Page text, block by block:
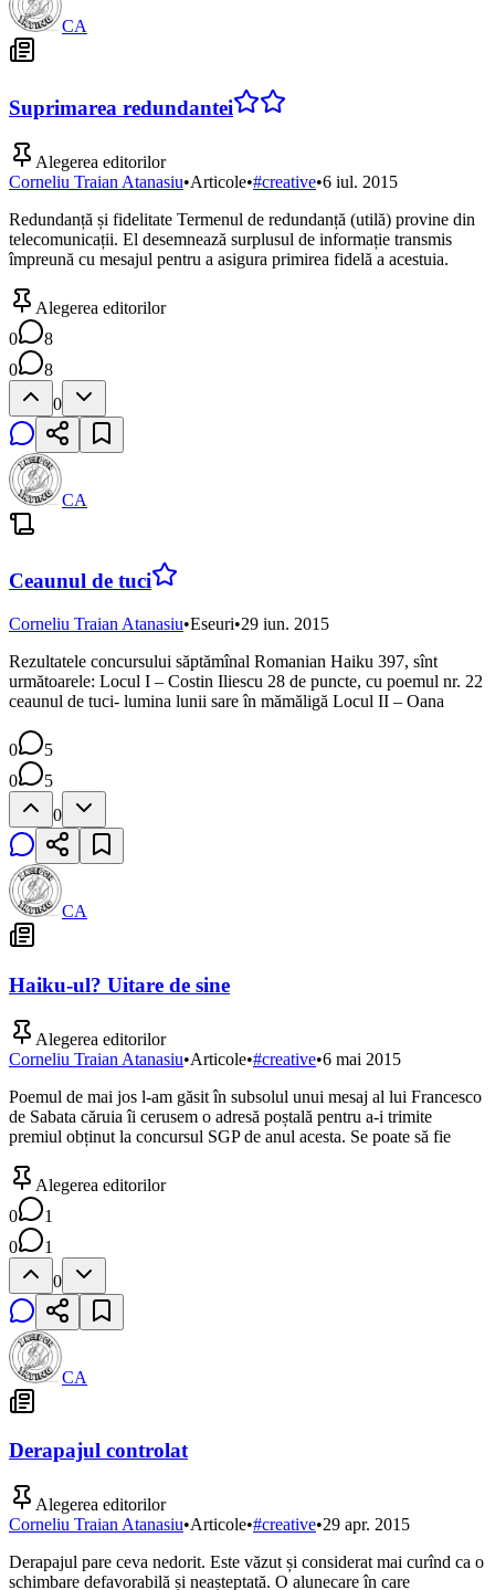
CA
Suprimarea redundantei
Alegerea editorilor
Corneliu Traian Atanasiu•Articole•#creative•6 iul. 2015
Redundanță și fidelitate Termenul de redundanță (utilă) provine din
telecomunicații. El desemnează surplusul de informație transmis
împreună cu mesajul pentru a asigura primirea fidelă a acestuia.
Alegerea editorilor
0
8
0
8
0
CA
Ceaunul de tuci
Corneliu Traian Atanasiu•Eseuri•29 iun. 2015
Rezultatele concursului săptămînal Romanian Haiku 397, sînt
următoarele: Locul I – Costin Iliescu 28 de puncte, cu poemul nr. 22
ceaunul de tuci- lumina lunii sare în mămăligă Locul II – Oana
0
5
0
5
0
CA
Haiku-ul? Uitare de sine
Alegerea editorilor
Corneliu Traian Atanasiu•Articole•#creative•6 mai 2015
Poemul de mai jos l-am găsit în subsolul unui mesaj al lui Francesco
de Sabata căruia îi cerusem o adresă poștală pentru a-i trimite
premiul obținut la concursul SGP de anul acesta. Se poate să fie
Alegerea editorilor
0
1
0
1
0
CA
Derapajul controlat
Alegerea editorilor
Corneliu Traian Atanasiu•Articole•#creative•29 apr. 2015
Derapajul pare ceva nedorit. Este văzut și considerat mai curînd ca o
schimbare defavorabilă și neașteptată. O alunecare în care